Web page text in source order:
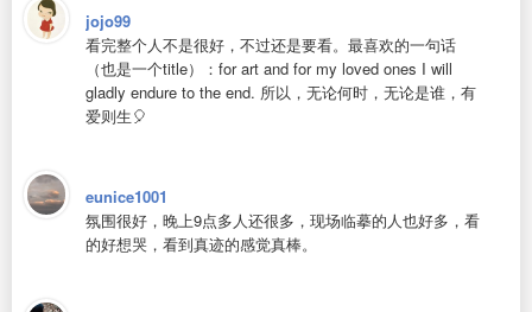
jojo99
看完整个人不是很好，不过还是要看。最喜欢的一句话
（也是一个title）：for art and for my loved ones I will
gladly endure to the end. 所以，无论何时，无论是谁，有
爱则生🎈
eunice1001
氛围很好，晚上9点多人还很多，现场临摹的人也好多，看
的好想哭，看到真迹的感觉真棒。